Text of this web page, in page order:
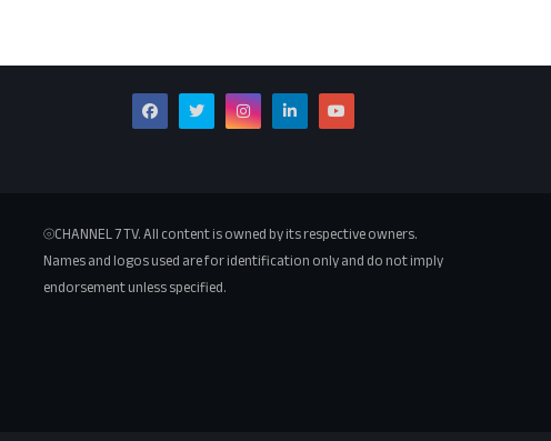
⦾CHANNEL 7 TV. All content is owned by its respective owners.
Names and logos used are for identification only and do not imply
endorsement unless specified.